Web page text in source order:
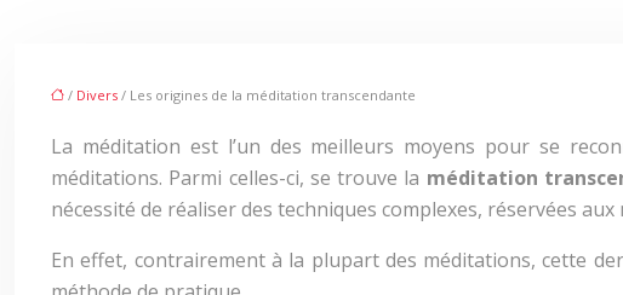
/ Divers / Les origines de la méditation transcendante
La méditation est l’un des meilleurs moyens pour se
méditations. Parmi celles-ci, se trouve la méditation
nécessité de réaliser des techniques complexes, réservées
En effet, contrairement à la plupart des méditations, cette